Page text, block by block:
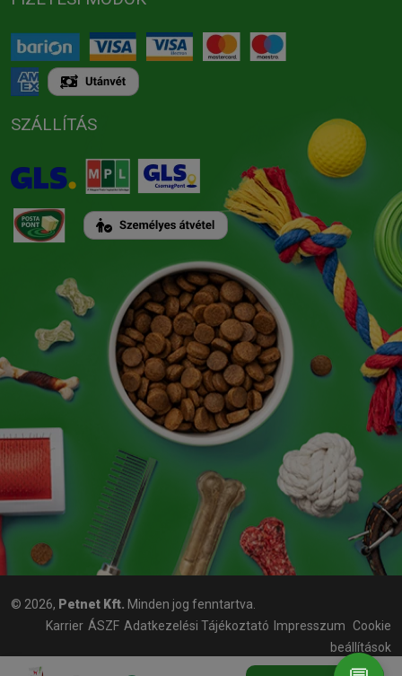
SZÁLLÍTÁS
© 2026, Petnet Kft. Minden jog fenntartva.
Karrier ÁSZF Adatkezelési Tájékoztató Impresszum
Cookie
beállítások